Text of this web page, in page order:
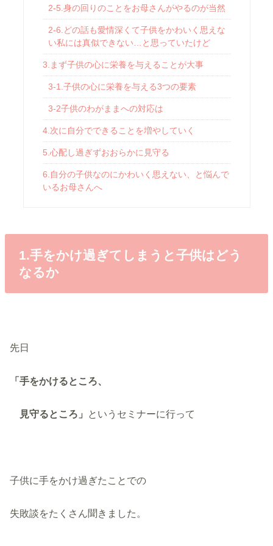
2-5.身の回りのことをお母さんがやるのが当然
2-6.どの話も愛情深くて子供をかわいく思えな
い私には真似できない…と思っていたけど
3.まず子供の心に栄養を与えることが大事
3-1.子供の心に栄養を与える3つの要素
3-2子供のわがままへの対応は
4.次に自分でできることを増やしていく
5.心配し過ぎずおおらかに見守る
6.自分の子供なのにかわいく思えない、と悩んで
いるお母さんへ
1.手をかけ過ぎてしまうと子供はどう
なるか
先日
「手をかけるところ、
見守るところ」 というセミナーに行って
子供に手をかけ過ぎたことでの
失敗談をたくさん聞きました。